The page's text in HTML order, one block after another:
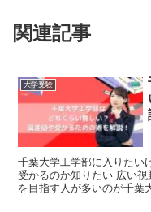
関連記事
大学受験
千葉大学工学部に入りたい
受かるのか知りたい 広い
を目指す人が多いのが千葉